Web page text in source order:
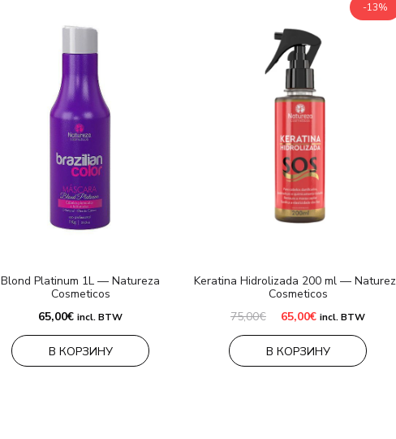
Blond Platinum 1L — Natureza
Cosmeticos
65,00€ incl. BTW
В КОРЗИНУ
-13%
Keratina Hidrolizada 200 ml —
Cosmeticos
75,00€ Первоначальная
составляла
75,00€.
65,00€Текущая
65,00€.
incl. BTW
В КОРЗИНУ